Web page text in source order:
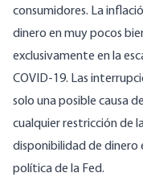
consumidores. La
dinero en muy pocos
exclusivamente en la
COVID-19. Las
solo una posible causa
cualquier restricción de
disponibilidad de dinero
política de la Fed.